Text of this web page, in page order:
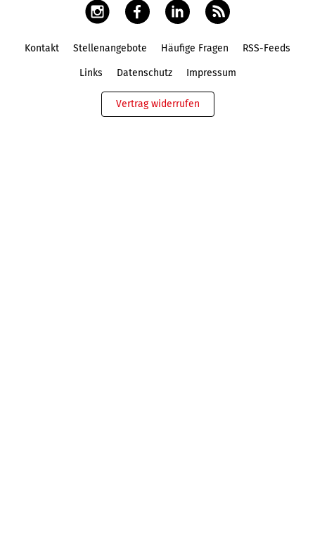
Kontakt Stellenangebote Häufige Fragen RSS-Feeds
Links Datenschutz Impressum
Vertrag widerrufen